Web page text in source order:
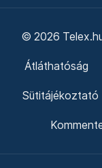
© 2026
Átláthatóság
Sütitájékoztató